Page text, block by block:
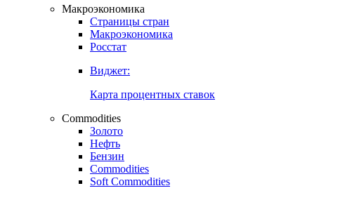
Макроэкономика
Страницы стран
Макроэкономика
Росстат
Виджет:
Карта процентных ставок
Commodities
Золото
Нефть
Бензин
Commodities
Soft Commodities